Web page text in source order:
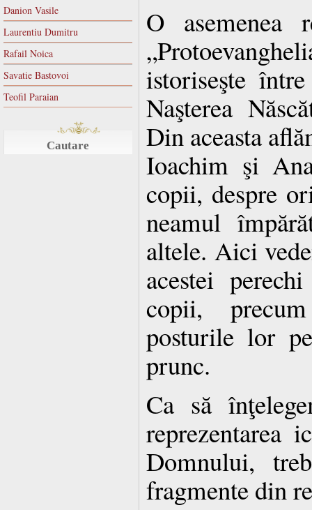
Danion Vasile
Laurentiu Dumitru
Rafail Noica
Savatie Bastovoi
Teofil Paraian
Cautare
O asemenea
istoriseşte
Naşterea
Din aceasta
Ioachim şi
copii, despre
neamul
altele. Aici
acestei
copii,
posturile lor
prunc.
Ca să
reprezentarea
Domnului,
fragmente din